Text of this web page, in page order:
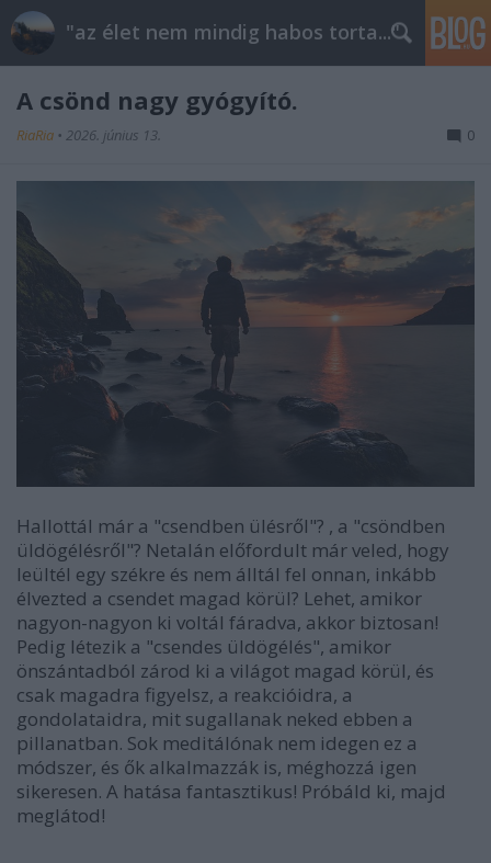
"az élet nem mindig habos torta..."
A csönd nagy gyógyító.
RiaRia • 2026. június 13. 0
Hallottál már a "csendben ülésről"? , a "csöndben
üldögélésről"? Netalán előfordult már veled, hogy
leültél egy székre és nem álltál fel onnan, inkább
élvezted a csendet magad körül? Lehet, amikor
nagyon-nagyon ki voltál fáradva, akkor biztosan!
Pedig létezik a "csendes üldögélés", amikor
önszántadból zárod ki a világot magad körül, és
csak magadra figyelsz, a reakcióidra, a
gondolataidra, mit sugallanak neked ebben a
pillanatban. Sok meditálónak nem idegen ez a
módszer, és ők alkalmazzák is, méghozzá igen
sikeresen. A hatása fantasztikus! Próbáld ki, majd
meglátod!